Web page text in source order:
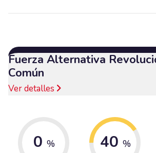
Fuerza Alternativa
Común
Ver detalles
0 % 40 %